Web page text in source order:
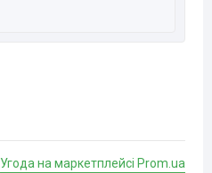
Угода на маркетплейсі Prom.ua